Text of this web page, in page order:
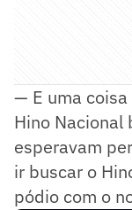
— E uma
Hino Nacional
esperavam
ir buscar o
pódio com o